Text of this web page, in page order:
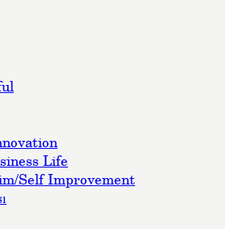
Life
Self Improvement